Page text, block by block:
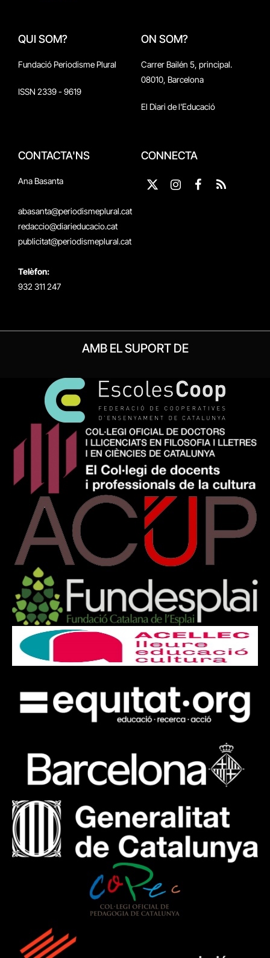
QUI SOM?
Fundació Periodisme Plural
ISSN 2339 - 9619
ON SOM?
Carrer Bailén 5, principal.
08010, Barcelona
El Diari de l'Educació
CONTACTA'NS
Ana Basanta
abasanta@periodismeplural.cat
redaccio@diarieducacio.cat
publicitat@periodismeplural.cat
Telèfon:
932 311 247
CONNECTA
X
Instagram
Facebook
RSS
AMB EL SUPORT DE